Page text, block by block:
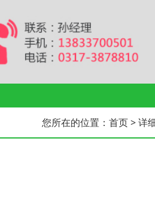
您所在的位置： 首页> 详